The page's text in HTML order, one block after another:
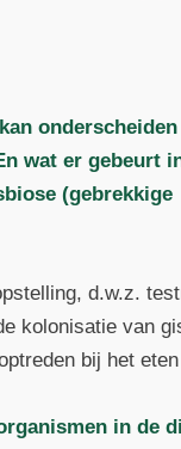
wat er gebeurt
(gebrekkige
d.w.z.
kolonisatie van
bij het
in de